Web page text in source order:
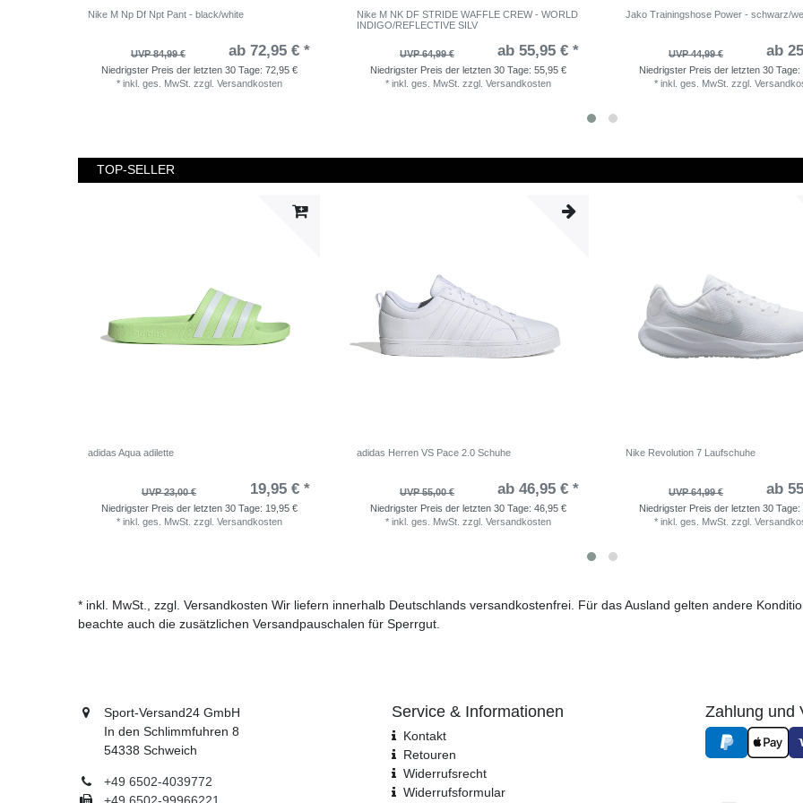
Nike M Np Df Npt Pant - black/white
UVP 84,99 € ab 72,95 € *
Niedrigster Preis der letzten 30 Tage: 72,95 €
* inkl. ges. MwSt. zzgl. Versandkosten
Nike M NK DF STRIDE WAFFLE CREW - WORLD
INDIGO/REFLECTIVE SILV
UVP 64,99 € ab 55,95 € *
Niedrigster Preis der letzten 30 Tage: 55,95 €
* inkl. ges. MwSt. zzgl. Versandkosten
Jako Trainingshose Power - schwarz/
UVP 44,99 € ab
Niedrigster Preis der letzten 30 Tage:
* inkl. ges. MwSt. zzgl.
TOP-SELLER
adidas Aqua adilette
UVP 23,00 € 19,95 € *
Niedrigster Preis der letzten 30 Tage: 19,95 €
* inkl. ges. MwSt. zzgl. Versandkosten
adidas Herren VS Pace 2.0 Schuhe
UVP 55,00 € ab 46,95 € *
Niedrigster Preis der letzten 30 Tage: 46,95 €
* inkl. ges. MwSt. zzgl. Versandkosten
Nike Revolution 7 Laufschuhe
UVP 64,99 € ab
Niedrigster Preis der letzten 30 Tage:
* inkl. ges. MwSt. zzgl.
* inkl. MwSt., zzgl. Versandkosten Wir liefern innerhalb Deutschlands versandkostenfrei. Für das Ausland gelten andere
beachte auch die zusätzlichen Versandpauschalen für Sperrgut.
Sport-Versand24 GmbH
In den Schlimmfuhren 8
54338 Schweich
+49 6502-4039772
Service & Informationen
Kontakt
Retouren
Widerrufsrecht
Widerrufs­formular
Zahlung und